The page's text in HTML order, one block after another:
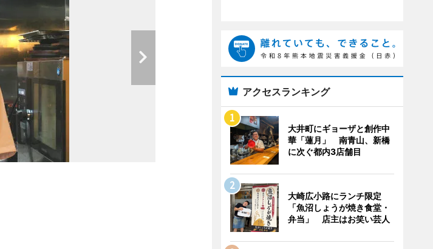
アクセスランキング
大井町にギョーザと創作中
華「蓮月」 南青山、新橋
に次ぐ都内3店舗目
大崎広小路にランチ限定
「魚沼しょうが焼き食堂・
弁当」 店主はお笑い芸人